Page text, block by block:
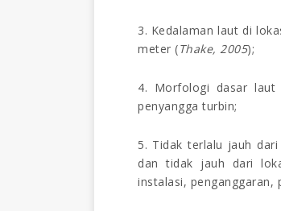
3. Kedalaman laut di
meter (Thake, 2005);
4. Morfologi dasar
penyangga turbin;
5. Tidak terlalu jauh
dan tidak jauh dari
instalasi, penganggaran,